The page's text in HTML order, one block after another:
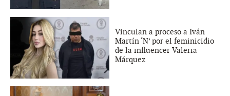
Vinculan a proceso a Iván
Martín ‘N’ por el feminicidio
de la influencer Valeria
Márquez